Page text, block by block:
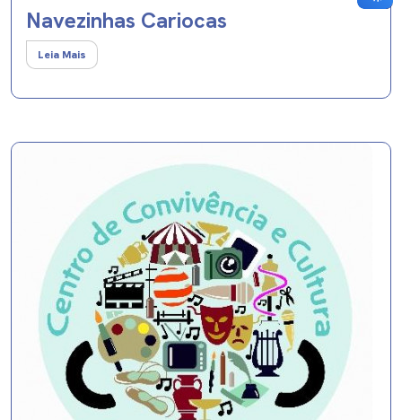
Navezinhas Cariocas
Leia Mais